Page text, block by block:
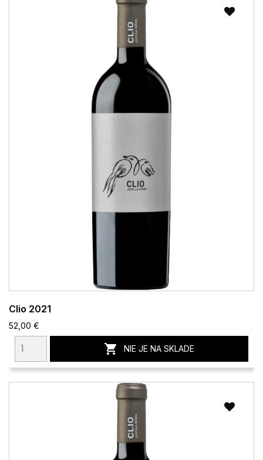
Clio 2021
52,00 €
 NIE JE NA SKLADE